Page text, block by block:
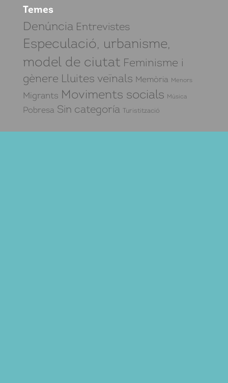
Temes
Denúncia Entrevistes
Especulació, urbanisme,
model de ciutat Feminisme i
gènere Lluites veïnals Memòria Menors
Migrants Moviments socials Música
Pobresa Sin categoría Turistització